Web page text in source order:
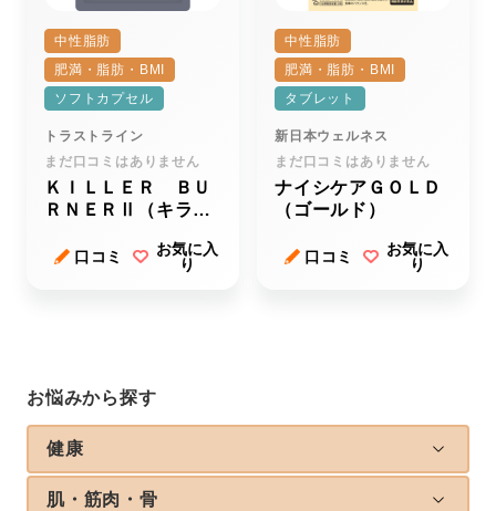
お悩みから探す
健康
肌・筋肉・骨
中性脂肪
肥満・脂肪・BMI
ソフトカプセル
トラストライン
まだ口コミはありません
ＫＩＬＬＥＲ ＢＵ
ＲＮＥＲⅡ（キラー
口コミ
お気に入
り
中性脂肪
肥満・脂肪・BMI
タブレット
新日本ウェルネス
まだ口コミはありません
ナイシケアＧＯＬＤ
（ゴールド）
口コミ
お気に入
り